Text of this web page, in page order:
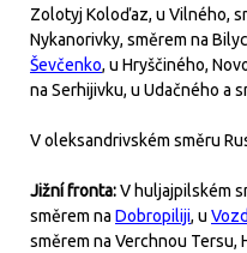
Zolotyj Koloďaz, u Vilného,
Nykanorivky, směrem na
Ševčenko, u Hryščiného,
na Serhijivku, u Udačného a
V oleksandrivském směru
Jižní fronta:V huljajpilském
směrem na Dobropiliji, u
směrem na Verchnou Tersu,